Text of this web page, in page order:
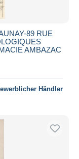
89 RUE
AMBAZAC
Händler